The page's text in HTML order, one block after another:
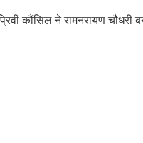
कौंसिल ने रामनरायण चौधरी